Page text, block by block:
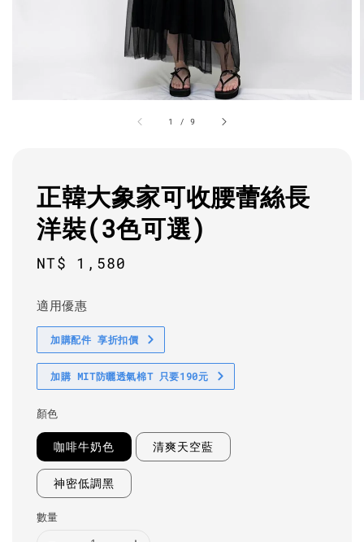
1 /9
正韓大象家可收腰蕾絲長
洋裝(3色可選)
Regular
NT$ 1,580
適用優惠
加購配件 享折扣價
加購 MIT防曬透氣棉T 只要190元
顏色
咖啡牛奶色 清爽天空藍
神密低調黑
數量